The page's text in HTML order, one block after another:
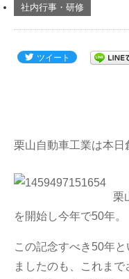
社内環境UP! (261)
トラック(249)
どうぶつ
お客さま(248)
社内行事・研修
ツイート
栗山自動車工業は本日
栗
を開始し今年で50年。
この記念すべき50年
ましたのも、これま